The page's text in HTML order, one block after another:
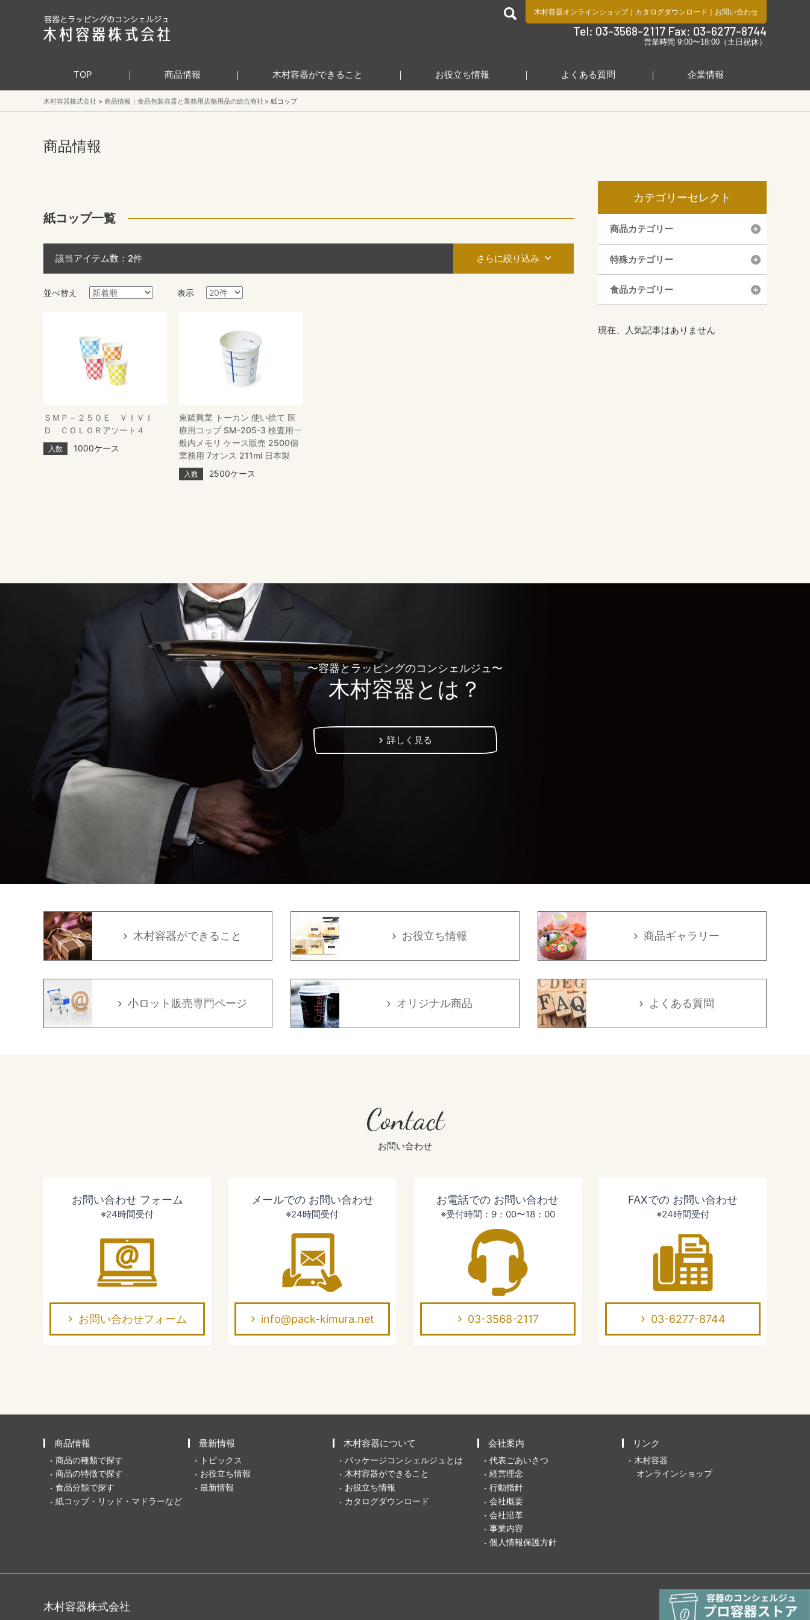
食品包装容器と業務用店舗用品の総合商社 木村容器株式会社
木村容器オンラインショップ｜ カタログダウンロード ｜ お問い合わせ
Tel: 03-3568-2117 Fax: 03-6277-8744
営業時間 9:00〜18:00（土日祝休）
TOP 商品情報 木村容器ができること お役立ち情報 よくある質問 企業情報
木村容器株式会社 商品情報｜食品包装容器と業務用店舗用品の総合商社 紙コップ
商品情報
紙コップ一覧
該当アイテム数： 2件 さらに絞り込み
並べ替え 表示
ＳＭＰ－２５０Ｅ ＶＩＶＩ
Ｄ ＣＯＬＯＲアソート４
入数 1000ケース
東罐興業 トーカン 使い捨て 医
療用コップ SM-205-3 検査用一
般内メモリ ケース販売 2500個
業務用 7オンス 211ml 日本製
入数 2500ケース
カテゴリーセレクト
商品カテゴリー
特殊カテゴリー
食品カテゴリー
現在、人気記事はありません
〜容器とラッピングのコンシェルジュ〜
木村容器とは？
詳しく見る
木村容器ができること お役立ち情報 商品ギャラリー
小ロット販売専門ページ オリジナル商品 よくある質問
Contact
お問い合わせ
お問い合わせ フォーム
※24時間受付
お問い合わせフォーム
メールでの お問い合わせ
※24時間受付
info@pack-kimura.net
お電話での お問い合わせ
※受付時間：9：00〜18：00
03-3568-2117
FAXでの お問い合わせ
※24時間受付
03-6277-8744
商品情報
商品の種類で探す
商品の特徴で探す
食品分類で探す
紙コップ・リッド・マドラーなど
最新情報
トピックス
お役立ち情報
最新情報
木村容器について
パッケージコンシェルジュとは
木村容器ができること
お役立ち情報
カタログダウンロード
会社案内
代表ごあいさつ
経営理念
行動指針
会社概要
会社沿革
事業内容
個人情報保護方針
リンク
木村容器
オンラインショップ
木村容器株式会社